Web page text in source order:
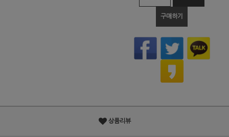
구매하기
상품리뷰